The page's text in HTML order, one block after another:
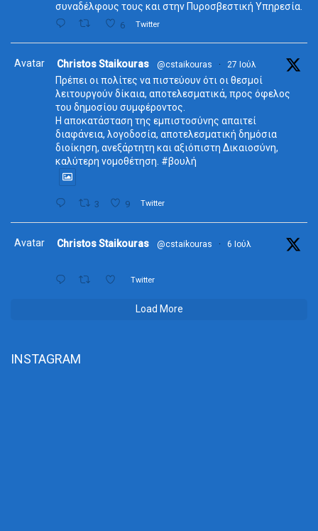
συναδέλφους τους και στην Πυροσβεστική Υπηρεσία.
6 Twitter
Avatar Christos Staikouras @cstaikouras · 27 Ιούλ
Πρέπει οι πολίτες να πιστεύουν ότι οι θεσμοί
λειτουργούν δίκαια, αποτελεσματικά, προς όφελος
του δημοσίου συμφέροντος.
Η αποκατάσταση της εμπιστοσύνης απαιτεί
διαφάνεια, λογοδοσία, αποτελεσματική δημόσια
διοίκηση, ανεξάρτητη και αξιόπιστη Δικαιοσύνη,
καλύτερη νομοθέτηση. #βουλή
3 9 Twitter
Avatar Christos Staikouras @cstaikouras · 6 Ιούλ
Twitter
Load More
INSTAGRAM